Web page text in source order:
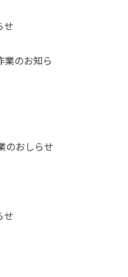
せ
業のお知ら
のおしらせ
せ